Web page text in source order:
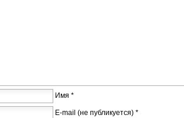
Имя *
E-mail (не публикуется) *